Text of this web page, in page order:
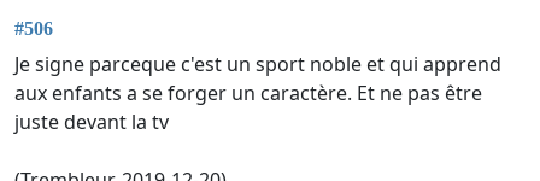
#506
Je signe parceque c'est un sport noble et qui apprend
aux enfants a se forger un caractère. Et ne pas être
juste devant la tv